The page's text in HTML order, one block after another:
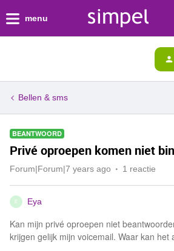
menu
Bellen & sms
BEANTWOORD
Privé oproepen komen niet
Forum|Forum|7 years ago 1 reactie
E Eya
Kan mijn privé oproepen niet
krijgen gelijk mijn voicemail. Waar kan het